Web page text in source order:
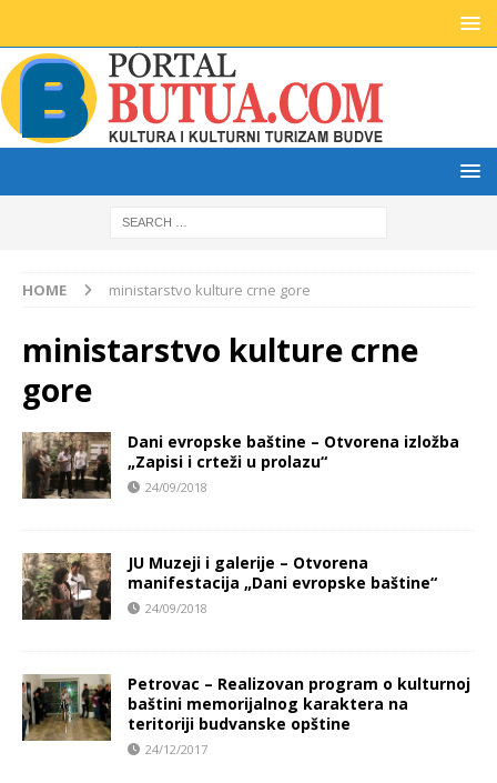
HOME ministarstvo kulture crne gore
ministarstvo kulture crne
gore
Dani evropske baštine – Otvorena izložba
„Zapisi i crteži u prolazu“
24/09/2018
JU Muzeji i galerije – Otvorena
manifestacija „Dani evropske baštine“
24/09/2018
Petrovac – Realizovan program o kulturnoj
baštini memorijalnog karaktera na
teritoriji budvanske opštine
24/12/2017